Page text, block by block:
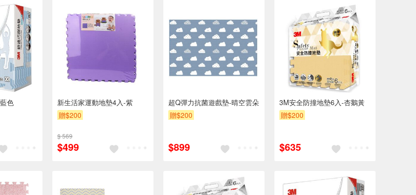
色
新生活家運動地墊4入-紫
贈$200
$ 569
$499
超Q彈力抗菌遊戲墊-晴空雲朵
贈$200
$899
3M安全防撞地墊6入-杏鵝黃
贈$200
$635